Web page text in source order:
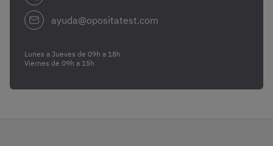
ayuda@opositatest.com
Lunes a Jueves de 09h a 18h
Viernes de 09h a 15h